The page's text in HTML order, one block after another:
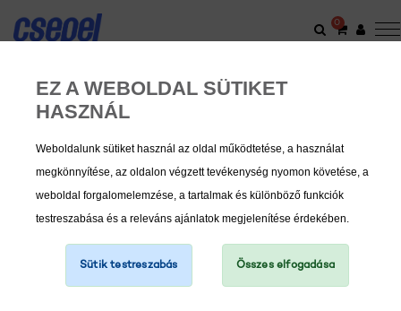
EZ A WEBOLDAL SÜTIKET
HASZNÁL
Weboldalunk sütiket használ az oldal működtetése, a használat
megkönnyítése, az oldalon végzett tevékenység nyomon követése, a
weboldal forgalomelemzése, a tartalmak és különböző funkciók
testreszabása és a releváns ajánlatok megjelenítése érdekében.
Sütik testreszabás Összes elfogadása
0
Stílus és